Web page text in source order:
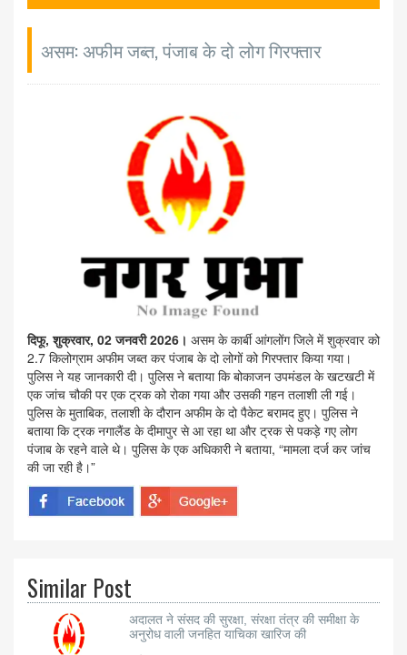
असम: अफीम जब्त, पंजाब के दो लोग गिरफ्तार
दिफू, शुक्रवार, 02 जनवरी 2026। असम के कार्बी आंगलोंग जिले में शुक्रवार को
2.7 किलोग्राम अफीम जब्त कर पंजाब के दो लोगों को गिरफ्तार किया गया।
पुलिस ने यह जानकारी दी। पुलिस ने बताया कि बोकाजन उपमंडल के खटखटी में
एक जांच चौकी पर एक ट्रक को रोका गया और उसकी गहन तलाशी ली गई।
पुलिस के मुताबिक, तलाशी के दौरान अफीम के दो पैकेट बरामद हुए। पुलिस ने
बताया कि ट्रक नगालैंड के दीमापुर से आ रहा था और ट्रक से पकड़े गए लोग
पंजाब के रहने वाले थे। पुलिस के एक अधिकारी ने बताया, “मामला दर्ज कर जांच
की जा रही है।”
Similar Post
अदालत ने संसद की सुरक्षा, संरक्षा तंत्र की समीक्षा के
अनुरोध वाली जनहित याचिका खारिज की